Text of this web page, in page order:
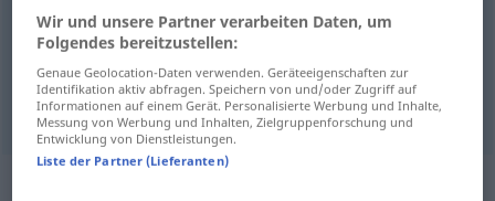
gullibility GutgläubigkeitLeichtgläubigkeit
good faith Gutgläubigkeitbesonders JUR
Wir und unsere Partner verarbeiten Daten, um
Folgendes bereitzustellen:
Genaue Geolocation-Daten verwenden. Geräteeigenschaften zur
Identifikation aktiv abfragen. Speichern von und/oder Zugriff auf
Informationen auf einem Gerät. Personalisierte Werbung und Inhalte,
Messung von Werbung und Inhalten, Zielgruppenforschung und
Entwicklung von Dienstleistungen.
Liste der Partner (Lieferanten)